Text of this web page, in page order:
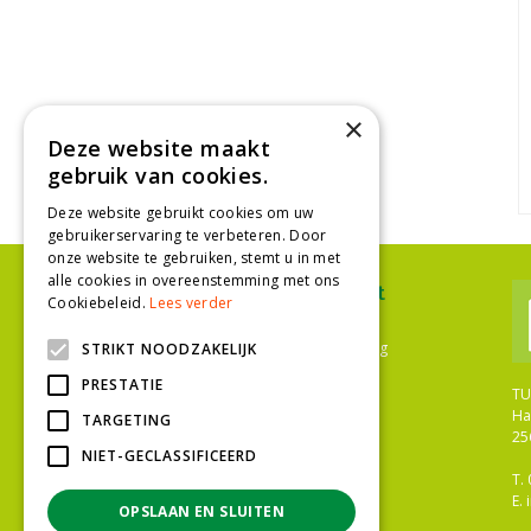
Ons assortiment
Bloemenwinkel Den Haag
Kamerplanten
Bestrijdingsmiddelen
T.
E.
×
Deze website maakt
gebruik van cookies.
Deze website gebruikt cookies om uw
gebruikerservaring te verbeteren. Door
onze website te gebruiken, stemt u in met
alle cookies in overeenstemming met ons
Cookiebeleid.Lees verder
STRIKT NOODZAKELIJK
PRESTATIE
TARGETING
NIET-GECLASSIFICEERD
OPSLAAN EN SLUITEN